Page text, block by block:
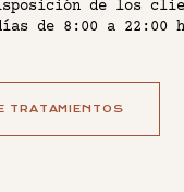
de los
de 8:00 a 22:00
TRATAMIENTOS